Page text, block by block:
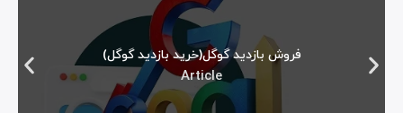
فروش بازدید گوگل(خرید بازدید گوگل)
Article